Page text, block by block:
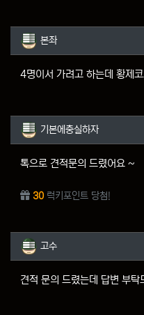
본좌님의 댓글
본좌
4명이서 가려고 하는데 황제
기본에충실하자님
기본에충실하자
톡으로 견적문의 드렸어요 ~
30 럭키포인트 당첨!
고수님의 댓글
고수
견적 문의 드렸는데 답변 부탁